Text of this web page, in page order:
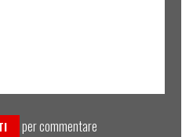
per commentare